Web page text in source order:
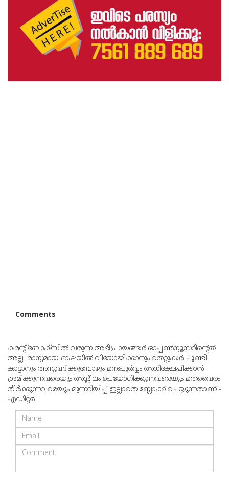
Comments
കമന്റ് ബോക്‌സില്‍ വരുന്ന അഭിപ്രായങ്ങള്‍ ഓപ്പൺന്യൂസറിന്റെത്
അല്ല. മാന്യമായ ഭാഷയില്‍ വിയോജിക്കാനും തെറ്റുകള്‍ ചൂണ്ടി
കാട്ടാനും അനുവദിക്കുമ്പോഴും മനഃപൂര്‍വ്വം അധിക്ഷേപിക്കാന്‍
ശ്രമിക്കുന്നവരെയും അശ്ലീലം ഉപയോഗിക്കുന്നവരെയും മതവൈരം
തീര്‍ക്കുന്നവരെയും മുന്നറിയിപ്പ് ഇല്ലാതെ ബ്ലോക്ക് ചെയ്യുന്നതാണ് -
എഡിറ്റര്‍